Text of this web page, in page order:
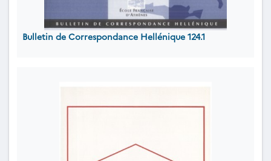
Bulletin de Correspondance Hellénique 124.1